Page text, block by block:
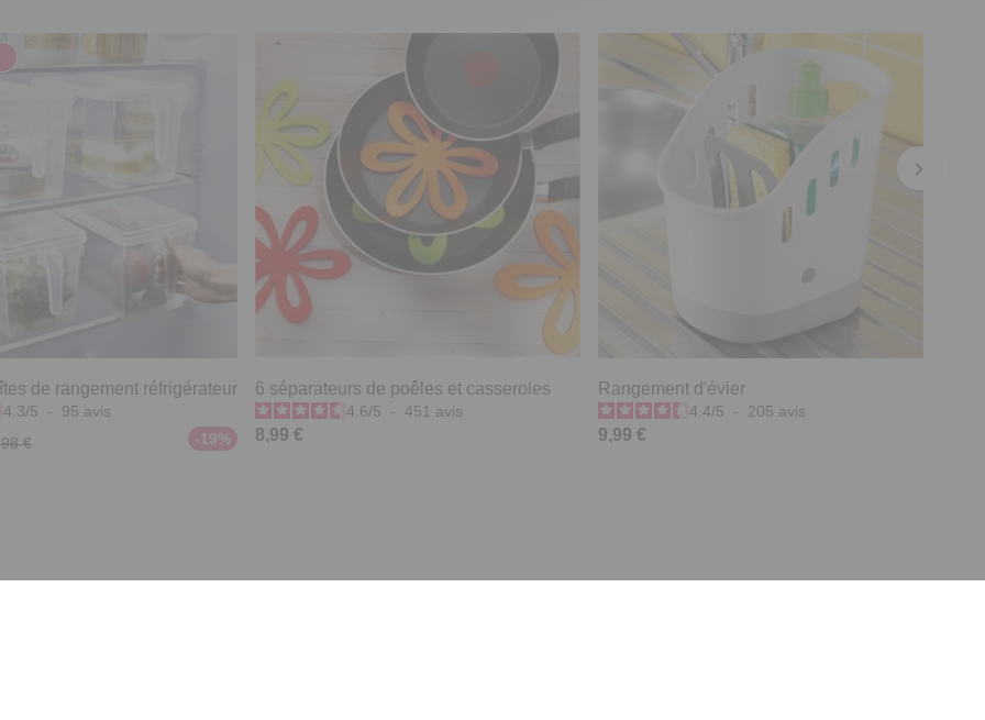
de rangement réfrigérateur
4.3/5 - 95 avis
€ -19%
6 séparateurs de poêles et casseroles
4.6/5 - 451 avis
8,99 €
Rangement d'évier
4.4/5 - 205 avis
9,99 €